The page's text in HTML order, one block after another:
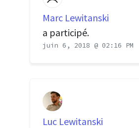
Marc Lewitanski
a participé.
juin 6, 2018 @ 02:16 PM
Luc Lewitanski